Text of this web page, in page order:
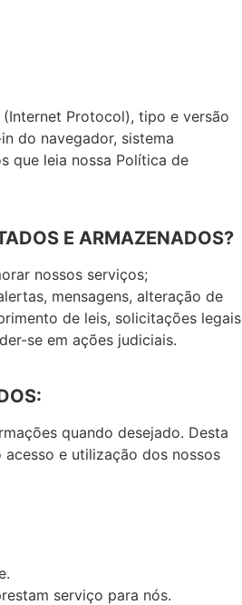
(Internet Protocol), tipo e versão
do navegador, sistema
que leia nossa Política de
E ARMAZENADOS?
nossos serviços;
mensagens, alteração de
de leis, solicitações legais
se em ações judiciais.
quando desejado. Desta
e utilização dos nossos
serviço para nós.